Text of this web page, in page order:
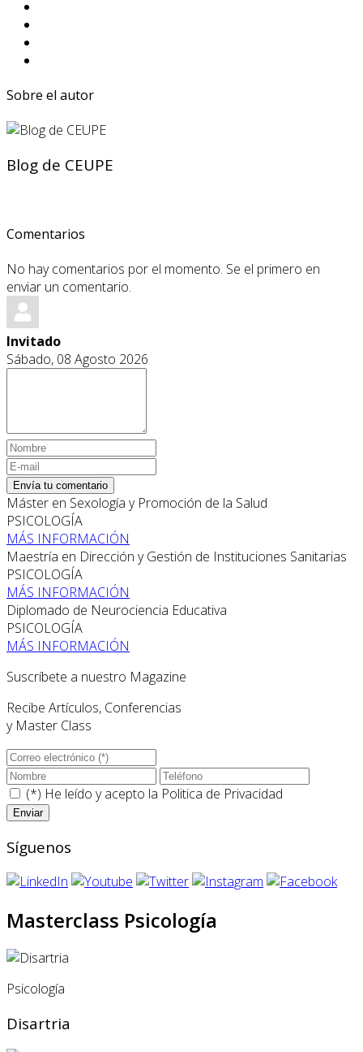
Sobre el autor
Blog de CEUPE
Comentarios
No hay comentarios por el momento. Se el primero en
enviar un comentario.
Invitado
Sábado, 08 Agosto 2026
Envía tu comentario
Máster en Sexología y Promoción de la Salud
PSICOLOGÍA
MÁS INFORMACIÓN
Maestría en Dirección y Gestión de Instituciones Sanitarias
PSICOLOGÍA
MÁS INFORMACIÓN
Diplomado de Neurociencia Educativa
PSICOLOGÍA
MÁS INFORMACIÓN
Suscríbete a nuestro Magazine
Recibe Artículos, Conferencias
y Master Class
(*) He leído y acepto la Politica de Privacidad
Síguenos
Masterclass Psicología
Psicología
Disartria